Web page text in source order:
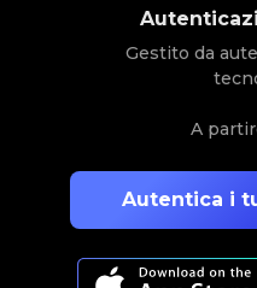
Autentica i
Gestito da
A